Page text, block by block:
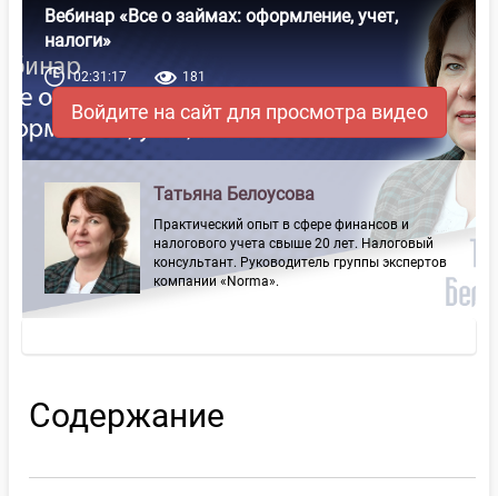
Вебинар «Все о займах: оформление, учет,
налоги»
02:31:17 181
Войдите на сайт для просмотра видео
Татьяна Белоусова
Практический опыт в сфере финансов и
налогового учета свыше 20 лет. Налоговый
консультант. Руководитель группы экспертов
компании «Norma».
Содержание